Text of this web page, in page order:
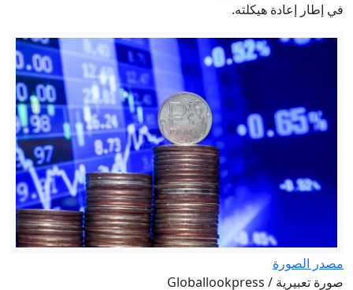
كاتب يهودي يفكك الرواية الإسرائيلية ويوثق
"هندسة الإبادة" في غزة
اتفاق غزة بين ضغوط ترامب وحسابات
نتنياهو
رئيس الوزراء الكندي يسخر من ترامب بعد
تعطل جهاز التلقين.. (فيديو)
إيران.. دوي انفجارين في مضيق هرمز
وطهران تكشف تفاصيل مساره الجديد
في إطار إعادة هيكلته.
مصدر الصورة
صورة تعبيرية / Globallookpress